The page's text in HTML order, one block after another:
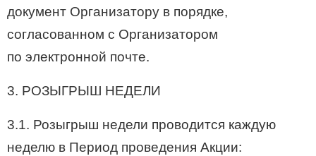
документ Организатору в порядке,
согласованном с Организатором
по электронной почте.
3. РОЗЫГРЫШ НЕДЕЛИ
3.1. Розыгрыш недели проводится каждую
неделю в Период проведения Акции: